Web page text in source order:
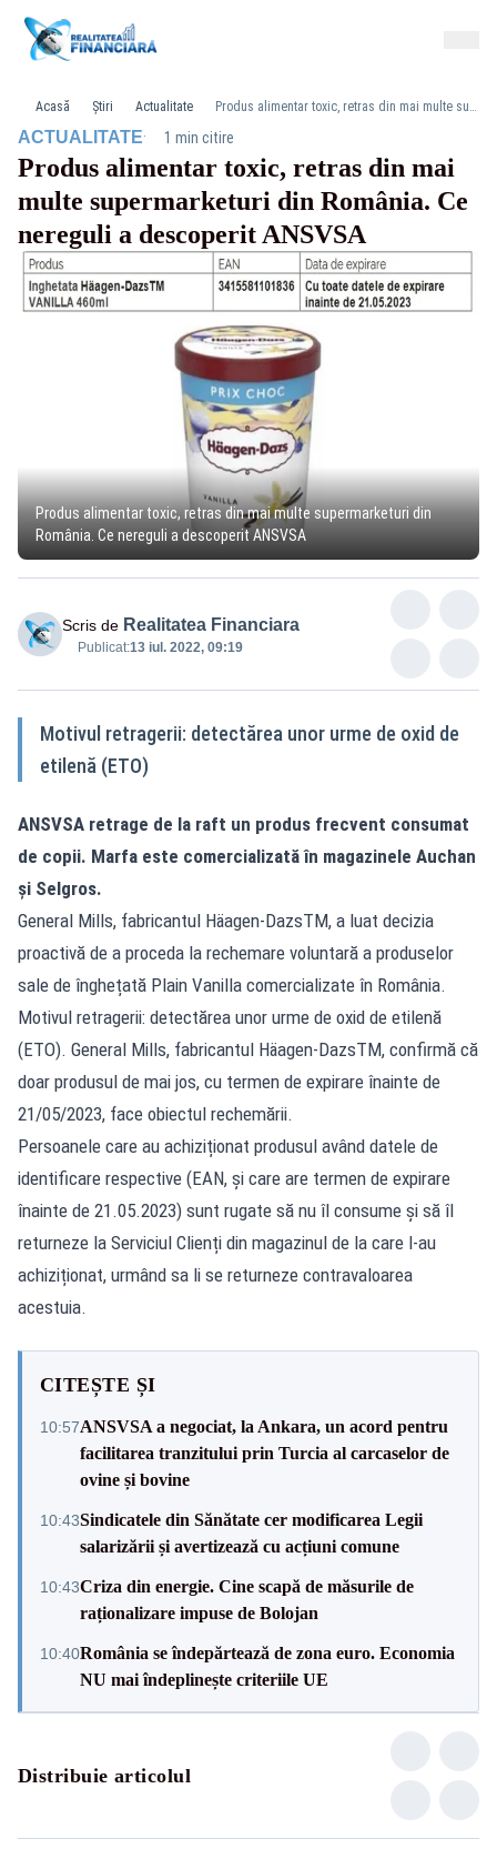
Acasă Știri Actualitate Produs alimentar toxic, retras din mai multe supermarketuri din România. Ce nereguli a descoperit ANSVSA
ACTUALITATE· 1 min citire
Produs alimentar toxic, retras din mai
multe supermarketuri din România. Ce
nereguli a descoperit ANSVSA
Produs alimentar toxic, retras din mai multe supermarketuri din
România. Ce nereguli a descoperit ANSVSA
Scris de Realitatea Financiara
Publicat:13 iul. 2022, 09:19
Motivul retragerii: detectărea unor urme de oxid de
etilenă (ETO)
ANSVSA retrage de la raft un produs frecvent consumat
de copii. Marfa este comercializată în magazinele Auchan
și Selgros.
General Mills, fabricantul Häagen-DazsTM, a luat decizia
proactivă de a proceda la rechemare voluntară a produselor
sale de înghețată Plain Vanilla comercializate în România.
Motivul retragerii: detectărea unor urme de oxid de etilenă
(ETO). General Mills, fabricantul Häagen-DazsTM, confirmă că
doar produsul de mai jos, cu termen de expirare înainte de
21/05/2023, face obiectul rechemării.
Persoanele care au achiziționat produsul având datele de
identificare respective (EAN, și care are termen de expirare
înainte de 21.05.2023) sunt rugate să nu îl consume și să îl
returneze la Serviciul Clienți din magazinul de la care l-au
achiziționat, urmând sa li se returneze contravaloarea
acestuia.
CITEȘTE ȘI
10:57ANSVSA a negociat, la Ankara, un acord pentru
facilitarea tranzitului prin Turcia al carcaselor de
ovine și bovine
10:43Sindicatele din Sănătate cer modificarea Legii
salarizării și avertizează cu acțiuni comune
10:43Criza din energie. Cine scapă de măsurile de
raționalizare impuse de Bolojan
10:40România se îndepărtează de zona euro. Economia
NU mai îndeplinește criteriile UE
Distribuie articolul